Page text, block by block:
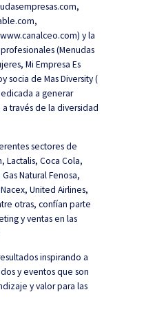
y la
(Menudas
Mi Empresa Es
socia de Mas Diversity (
a generar
través de la diversidad
sectores de
Lactalis, Coca Cola,
Natural Fenosa,
United Airlines,
otras, confían parte
y ventas en las
inspirando a
y eventos que son
y valor para las